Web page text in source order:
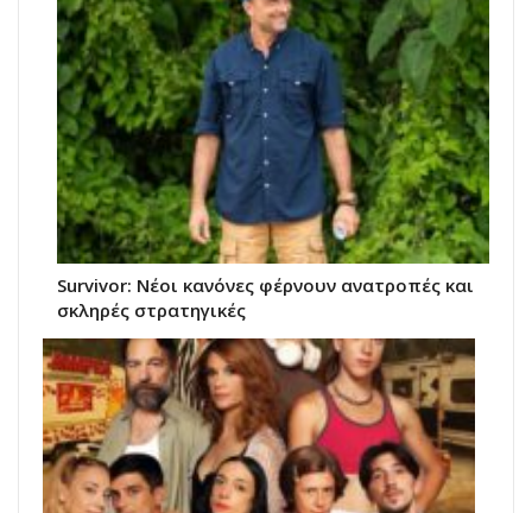
Survivor: Νέοι κανόνες φέρνουν ανατροπές και
σκληρές στρατηγικές